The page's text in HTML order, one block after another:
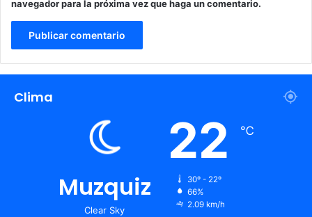
navegador para la próxima vez que haga un comentario.
Clima
Muzquiz
Clear Sky
22 ℃
30º - 22º
66%
2.09 km/h